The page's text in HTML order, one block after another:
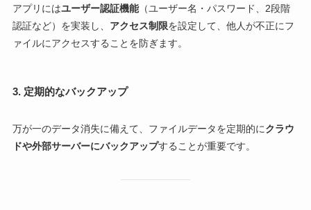
アプリにはユーザー認証機能（ユーザー名・パスワード、2段階
認証など）を実装し、 アクセス制限を設定して、他人が不正にフ
ァイルにアクセスすることを防ぎます。
3. 定期的なバックアップ
万が一のデータ消失に備えて、ファイルデータを定期的にクラウ
ドや外部サーバーにバックアップすることが重要です。